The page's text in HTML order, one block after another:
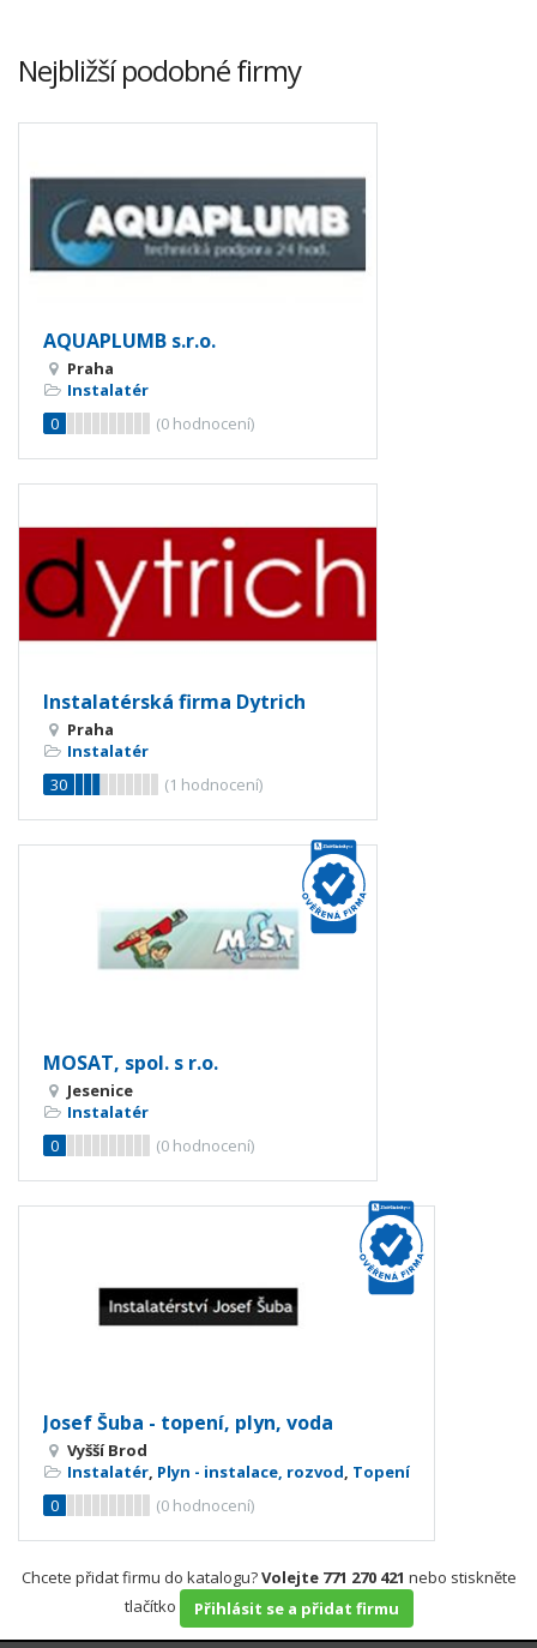
Nejbližší podobné firmy
AQUAPLUMB s.r.o.
Praha
Instalatér
0
(0 hodnocení)
Instalatérská firma Dytrich
Praha
Instalatér
30
(1 hodnocení)
MOSAT, spol. s r.o.
Jesenice
Instalatér
0
(0 hodnocení)
Josef Šuba - topení, plyn, voda
Vyšší Brod
Instalatér, Plyn - instalace, rozvod, Topení
0
(0 hodnocení)
Chcete přidat firmu do katalogu?Volejte 771 270 421 nebo stiskněte
tlačítko
Přihlásit se a přidat firmu